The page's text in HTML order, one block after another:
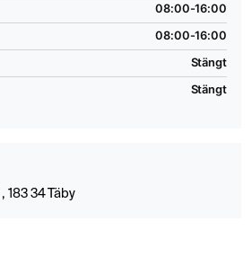
08:00-16:00
08:00-16:00
Stängt
Stängt
183 34 Täby